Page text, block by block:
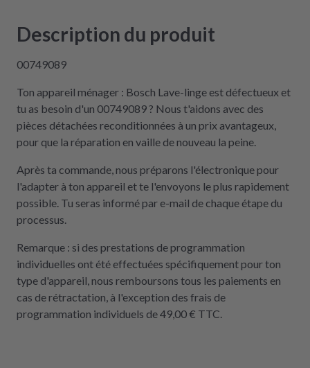
Description du produit
00749089
Ton appareil ménager : Bosch Lave-linge est défectueux et
tu as besoin d'un 00749089 ? Nous t'aidons avec des
pièces détachées reconditionnées à un prix avantageux,
pour que la réparation en vaille de nouveau la peine.
Après ta commande, nous préparons l'électronique pour
l'adapter à ton appareil et te l'envoyons le plus rapidement
possible. Tu seras informé par e-mail de chaque étape du
processus.
Remarque : si des prestations de programmation
individuelles ont été effectuées spécifiquement pour ton
type d'appareil, nous remboursons tous les paiements en
cas de rétractation, à l'exception des frais de
programmation individuels de 49,00 € TTC.